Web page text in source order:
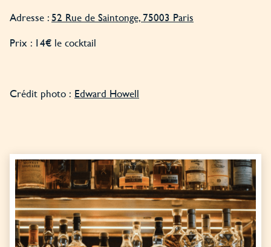
Adresse :52 Rue de Saintonge, 75003 Paris
Prix : 14€ le cocktail
Crédit photo : Edward Howell